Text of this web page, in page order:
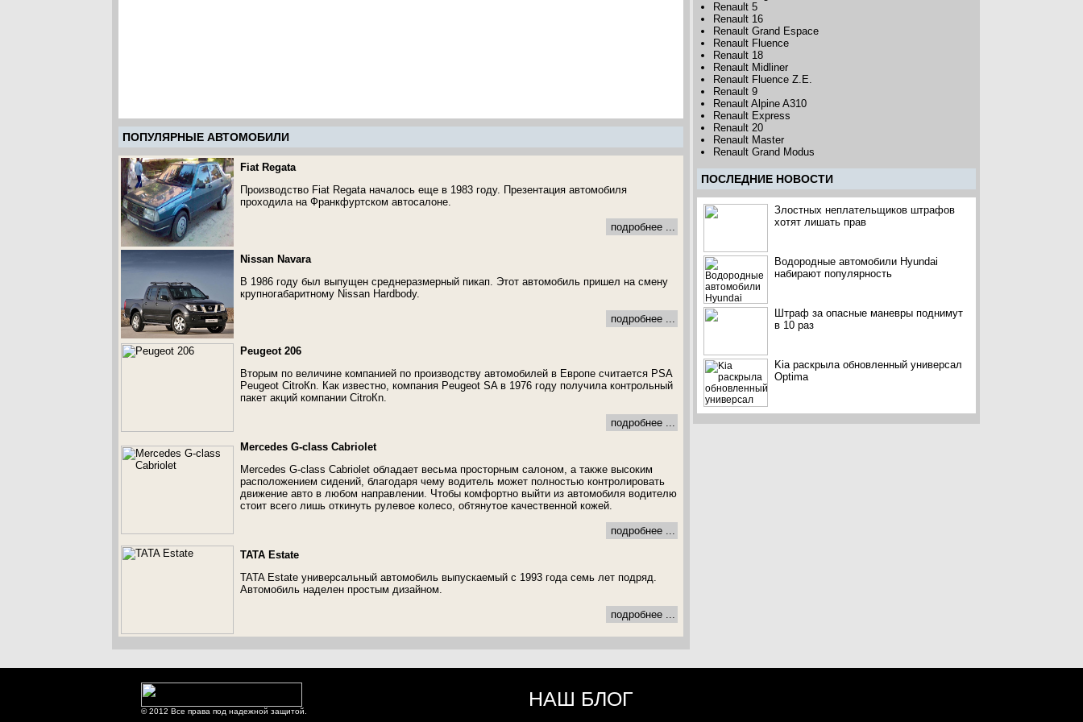
ПОПУЛЯРНЫЕ АВТОМОБИЛИ
Fiat Regata
Производство Fiat Regata началось еще в 1983 году. Презентация автомобиля
проходила на Франкфуртском автосалоне.
подробнее ...
Nissan Navara
В 1986 году был выпущен среднеразмерный пикап. Этот автомобиль пришел на смену
крупногабаритному Nissan Hardbody.
подробнее ...
Peugeot 206
Вторым по величине компанией по производству автомобилей в Европе считается PSA
Peugeot CitroКn. Как известно, компания Peugeot SA в 1976 году получила контрольный
пакет акций компании CitroКn.
подробнее ...
Mercedes G-class Cabriolet
Mercedes G-class Cabriolet обладает весьма просторным салоном, а также высоким
расположением сидений, благодаря чему водитель может полностью контролировать
движение авто в любом направлении. Чтобы комфортно выйти из автомобиля водителю
стоит всего лишь откинуть рулевое колесо, обтянутое качественной кожей.
подробнее ...
TATA Estate
TATA Estate универсальный автомобиль выпускаемый с 1993 года семь лет подряд.
Автомобиль наделен простым дизайном.
подробнее ...
Renault 5
Renault 16
Renault Grand Espace
Renault Fluence
Renault 18
Renault Midliner
Renault Fluence Z.E.
Renault 9
Renault Alpine A310
Renault Express
Renault 20
Renault Master
Renault Grand Modus
ПОCЛЕДНИЕ НОВОСТИ
Злостных неплательщиков штрафов
хотят лишать прав
Водородные автомобили Hyundai
набирают популярность
Штраф за опасные маневры поднимут
в 10 раз
Kia раскрыла обновленный универсал
Optima
© 2012 Все права под надежной защитой.
НАШ БЛОГ